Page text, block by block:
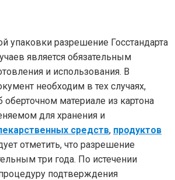
упаковки разрешение Госстандарта
является обязательным
и использования. В
необходим в тех случаях,
оберточном материале из картона
для хранения и
средств, продуктов
отметить, что разрешение
три года. По истечении
подтверждения